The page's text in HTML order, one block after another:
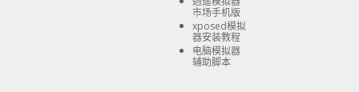
市场手机版
xposed模拟
器安装教程
电脑模拟器
辅助脚本